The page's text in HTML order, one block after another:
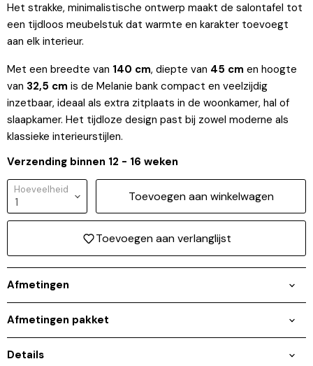
Het strakke, minimalistische ontwerp maakt de salontafel tot
een tijdloos meubelstuk dat warmte en karakter toevoegt
aan elk interieur.
Met een breedte van 140 cm, diepte van 45 cm en hoogte
van 32,5 cm is de Melanie bank compact en veelzijdig
inzetbaar, ideaal als extra zitplaats in de woonkamer, hal of
slaapkamer. Het tijdloze design past bij zowel moderne als
klassieke interieurstijlen.
Verzending binnen 12 - 16 weken
Hoeveelheid Toevoegen aan winkelwagen
Toevoegen aan verlanglijst
Afmetingen
Afmetingen pakket
Details